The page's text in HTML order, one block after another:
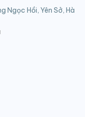
Ngọc Hồi, Yên Sở, Hà